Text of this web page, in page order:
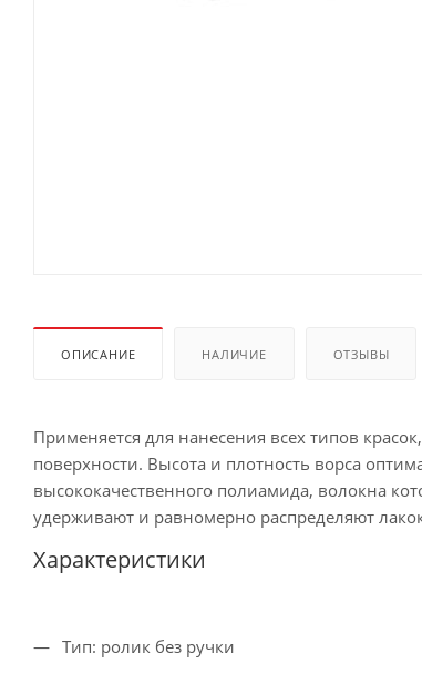
ОПИСАНИЕ НАЛИЧИЕ ОТЗЫВЫ
Применяется для нанесения всех типов
поверхности. Высота и плотность ворса
высококачественного полиамида, волокна
удерживают и равномерно распределяют
Характеристики
Тип: ролик без ручки